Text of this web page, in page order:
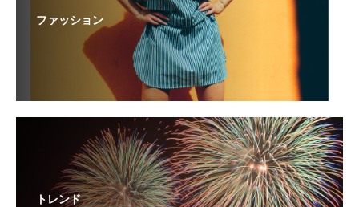
ファッション
トレンド